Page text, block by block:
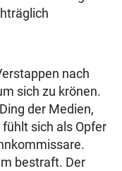
nach
sich zu krönen.
der Medien,
sich als Opfer
bestraft. Der